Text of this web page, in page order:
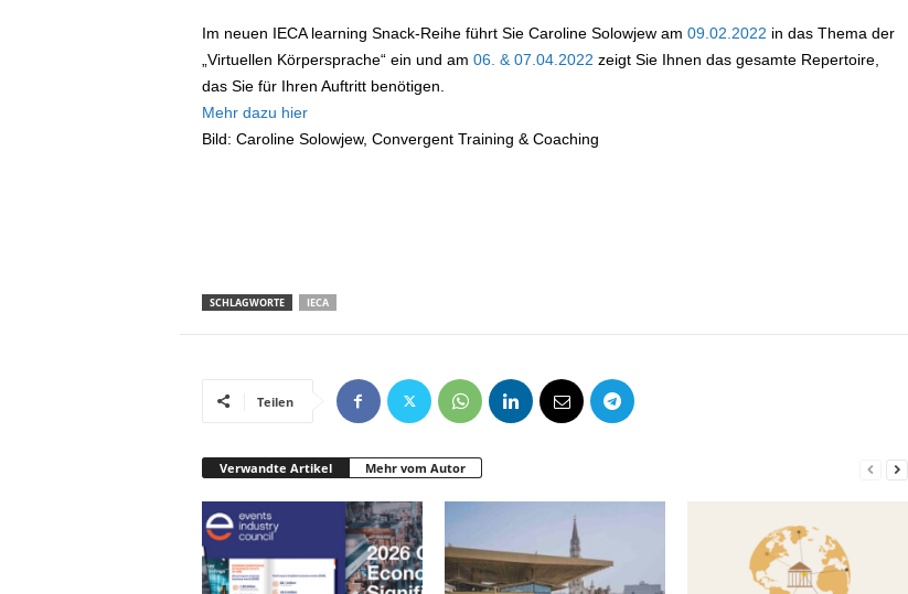
Im neuen IECA learning Snack-Reihe führt Sie Caroline Solowjew am 09.02.2022 in das Thema der
„Virtuellen Körpersprache“ ein und am 06. & 07.04.2022 zeigt Sie Ihnen das gesamte Repertoire,
das Sie für Ihren Auftritt benötigen.
Mehr dazu hier
Bild: Caroline Solowjew, Convergent Training & Coaching
SCHLAGWORTE IECA
Teilen
Verwandte Artikel Mehr vom Autor